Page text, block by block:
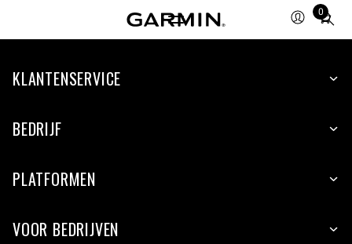
0
Total
items
cart:
KLANTENSERVICE
BEDRIJF
PLATFORMEN
VOOR BEDRIJVEN